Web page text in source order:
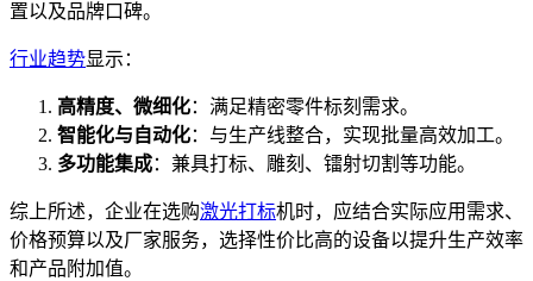
置以及品牌口碑。
行业趋势显示：
高精度、微细化：满足精密零件标刻需求。
智能化与自动化：与生产线整合，实现批量高效加工。
多功能集成：兼具打标、雕刻、镭射切割等功能。
综上所述，企业在选购激光打标机时，应结合实际应用需求、
价格预算以及厂家服务，选择性价比高的设备以提升生产效率
和产品附加值。